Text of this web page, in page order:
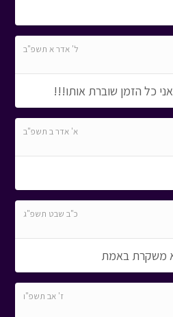
ל' אדר א תשפ"ב
א' אדר ב תשפ"ב
כ"ב שבט תשפ"ג
ז' אב תשפ"ו